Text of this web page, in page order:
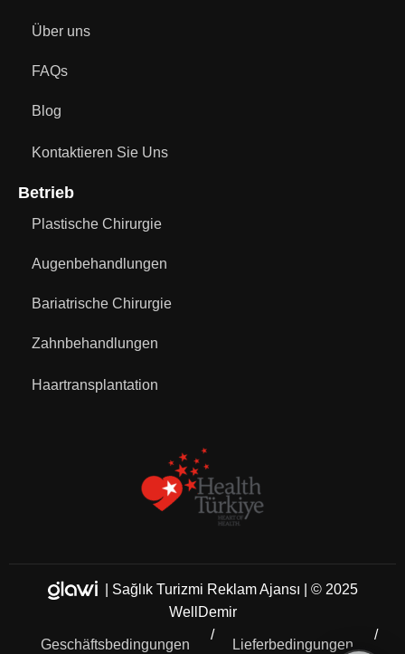
Über uns
FAQs
Blog
Kontaktieren Sie Uns
Betrieb
Plastische Chirurgie
Augenbehandlungen
Bariatrische Chirurgie
Zahnbehandlungen
Haartransplantation
| Sağlık Turizmi Reklam Ajansı
| © 2025
WellDemir
Geschäftsbedingungen Lieferbedingungen